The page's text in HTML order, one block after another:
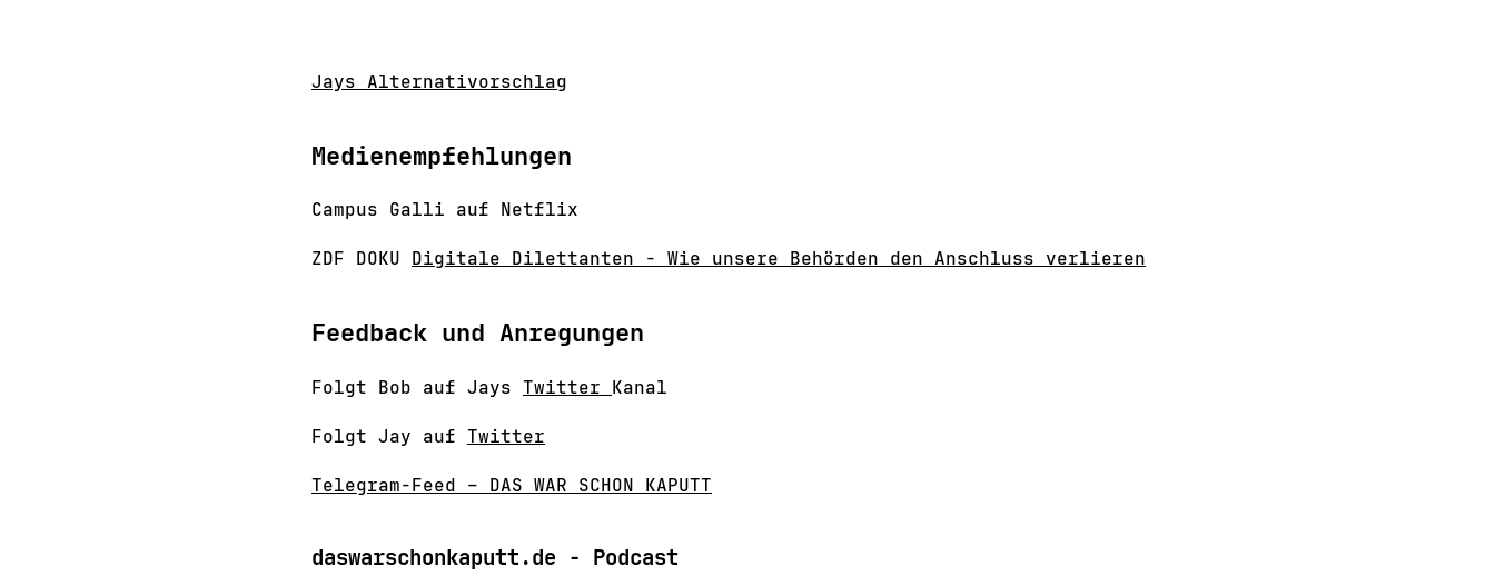
Jays Alternativorschlag
Medienempfehlungen
Campus Galli auf Netflix
ZDF DOKU Digitale Dilettanten - Wie unsere Behörden den Anschluss verlieren
Feedback und Anregungen
Folgt Bob auf Jays Twitter Kanal
Folgt Jay auf Twitter
Telegram-Feed – DAS WAR SCHON KAPUTT
daswarschonkaputt.de - Podcast